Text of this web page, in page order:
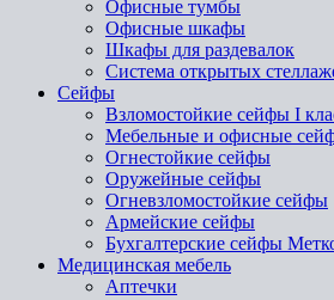
Офисные тумбы
Офисные шкафы
Шкафы для раздевалок
Система открытых
Сейфы
Взломостойкие сейфы I
Мебельные и офисные
Огнестойкие сейфы
Оружейные сейфы
Огневзломостойкие сейфы
Армейские сейфы
Бухгалтерские сейфы
Медицинская мебель
Аптечки